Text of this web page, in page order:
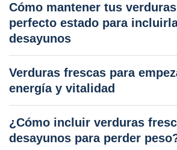
Cómo mantener tus
perfecto estado para
desayunos
Verduras frescas para
energía y vitalidad
¿Cómo incluir verduras
desayunos para perder